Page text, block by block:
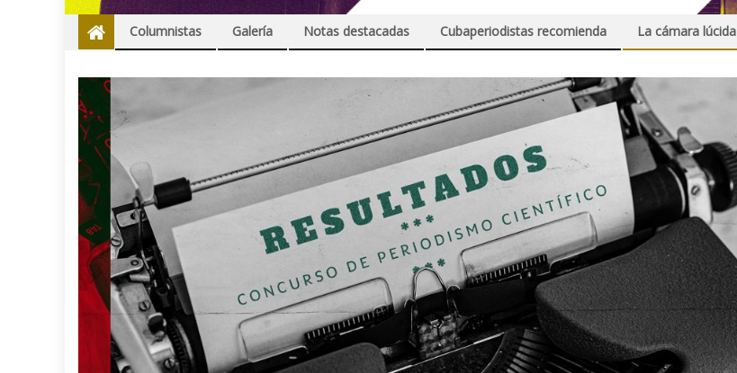
Columnistas Galería Notas destacadas Cubaperiodistas recomienda La cámara lúcida